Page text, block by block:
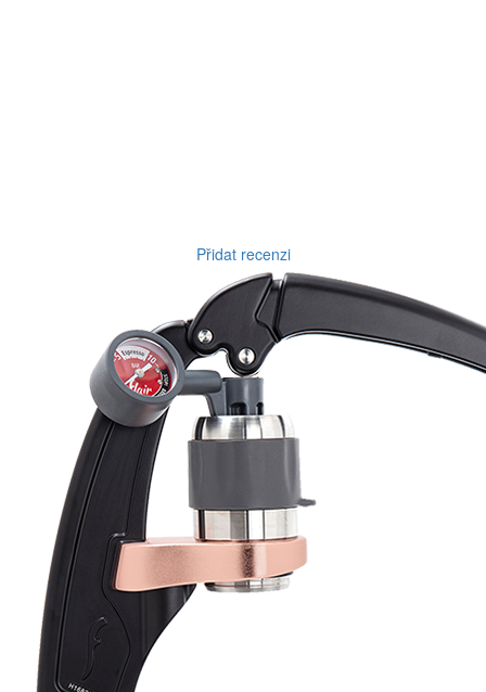
Přidat recenzi